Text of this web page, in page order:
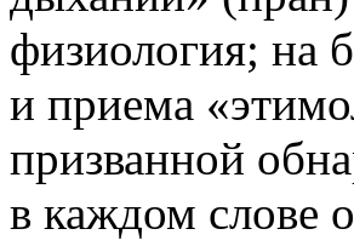
физиология; на
и приема
призванной
в каждом слове